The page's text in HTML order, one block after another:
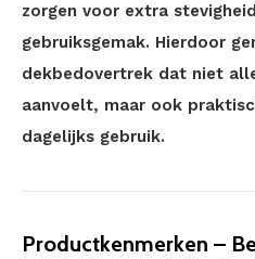
zorgen voor extra
gebruiksgemak. Hierdoor
dekbedovertrek dat niet
aanvoelt, maar ook
dagelijks gebruik.
Productkenmerken –